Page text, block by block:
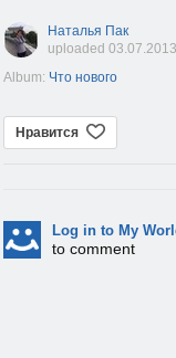
Группы Игры
Наталья Пак
uploaded 03.07.2013
Album: Что нового
Нравится
Log in to My
to comment